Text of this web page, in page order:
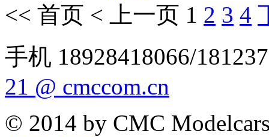
<< 首页 < 上一页 1 2 3 4
手机 18928418066/
21 @ cmccom.cn
© 2014 by CMC